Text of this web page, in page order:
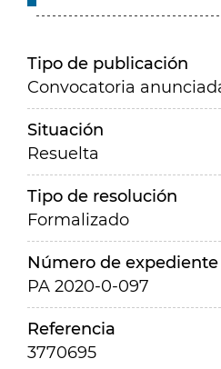
Tipo de publicación
Convocatoria
Situación
Resuelta
Tipo de resolución
Formalizado
Número de expediente
PA 2020-0-097
Referencia
3770695